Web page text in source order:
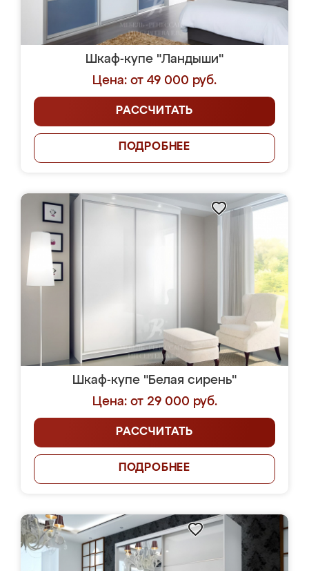
Шкаф-купе "Ландыши"
Цена: от 49 000 руб.
РАССЧИТАТЬ
ПОДРОБНЕЕ
Шкаф-купе "Белая сирень"
Цена: от 29 000 руб.
РАССЧИТАТЬ
ПОДРОБНЕЕ